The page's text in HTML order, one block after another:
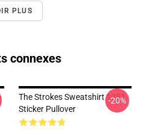
PLUS
connexes
The Strokes Sweatshirt 1251
Sticker Pullover
-20%